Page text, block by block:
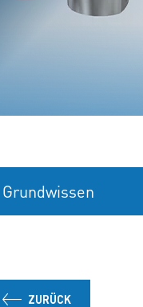
Grundwissen
ZURÜCK